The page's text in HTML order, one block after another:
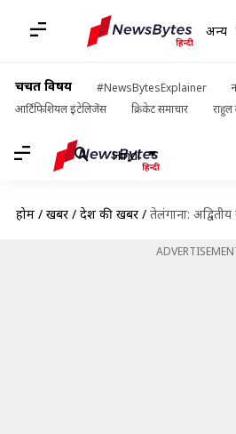
अन्य
चर्चित विषय #NewsBytesExplainer
आर्टिफिशियल इंटेलिजेंस
क्रिकेट समाचार राहुल
Hindi
होम / खबरें / देश की खबरें / तेलंगाना: अद्वितीय वास्तुकला वाले